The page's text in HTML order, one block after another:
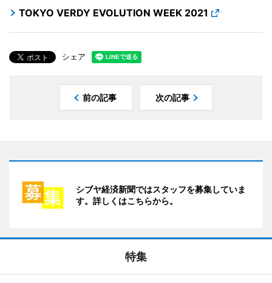
TOKYO VERDY EVOLUTION WEEK 2021
シェア
前の記事 次の記事
シブヤ経済新聞ではスタッフを募集していま
す。詳しくはこちらから。
特集